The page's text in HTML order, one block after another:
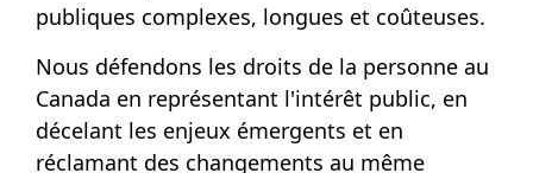
publiques complexes, longues et coûteuses.
Nous défendons les droits de la personne au
Canada en représentant l'intérêt public, en
décelant les enjeux émergents et en
réclamant des changements au même